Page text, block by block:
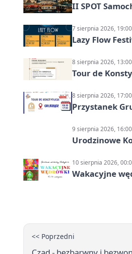
II SPOT
7 sierpnia 2026, 19:00
Lazy Flow
8 sierpnia 2026, 13:00
Tour de
8 sierpnia 2026, 17:00
Przystanek
9 sierpnia 2026, 16:00
Urodzinowe
10 sierpnia 2026,
Wakacyjne
<< Poprzedni